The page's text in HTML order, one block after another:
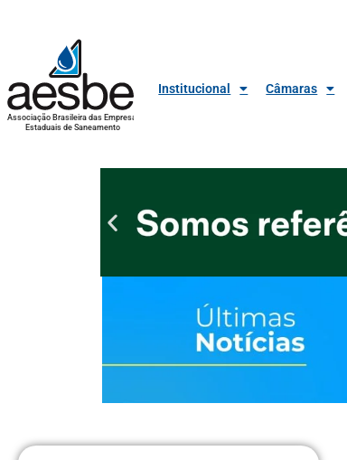
Associação Brasileira das Empresas
Estaduais de Saneamento
Institucional Câmaras
Publicidade